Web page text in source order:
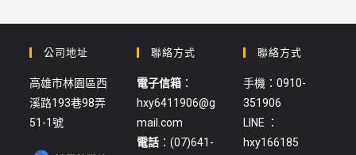
公司地址
高雄市林園區西
溪路193巷98弄
51-1號
聯絡方式
電子信箱：
hxy6411906@g
mail.com
電話：(07)641-
聯絡方式
手機：0910-
351906
LINE ：
hxy166185